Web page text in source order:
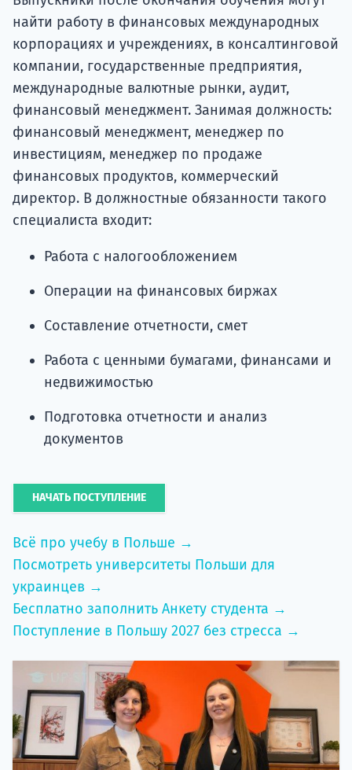
найти работу в финансовых международных
корпорациях и учреждениях, в консалтинговой
компании, государственные предприятия,
международные валютные рынки, аудит,
финансовый менеджмент. Занимая должность:
финансовый менеджмент, менеджер по
инвестициям, менеджер по продаже
финансовых продуктов, коммерческий
директор. В должностные обязанности такого
специалиста входит:
Работа с налогообложением
Операции на финансовых биржах
Составление отчетности, смет
Работа с ценными бумагами, финансами и
недвижимостью
Подготовка отчетности и анализ
документов
НАЧАТЬ ПОСТУПЛЕНИЕ
Всё про учебу в Польше →
Посмотреть университеты Польши для
украинцев →
Бесплатно заполнить Анкету студента →
Поступление в Польшу 2027 без стресса →